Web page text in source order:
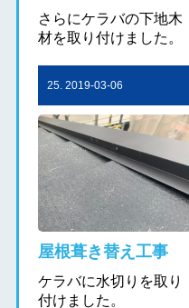
さらにケラバの下地木
材を取り付けました。
25. 2019-03-06
屋根葺き替え工事
ケラバに水切りを取り
付けました。